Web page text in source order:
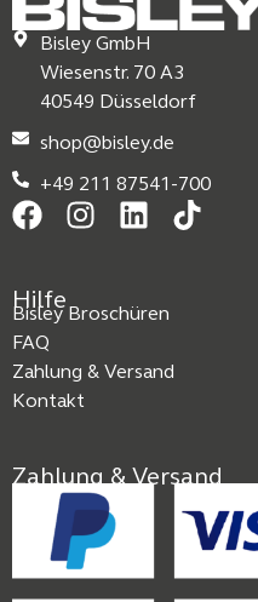
Bisley GmbH
Wiesenstr. 70 A3
40549 Düsseldorf
shop@bisley.de
+49 211 87541-700
Hilfe
Bisley Broschüren
FAQ
Zahlung & Versand
Kontakt
Zahlung & Versand